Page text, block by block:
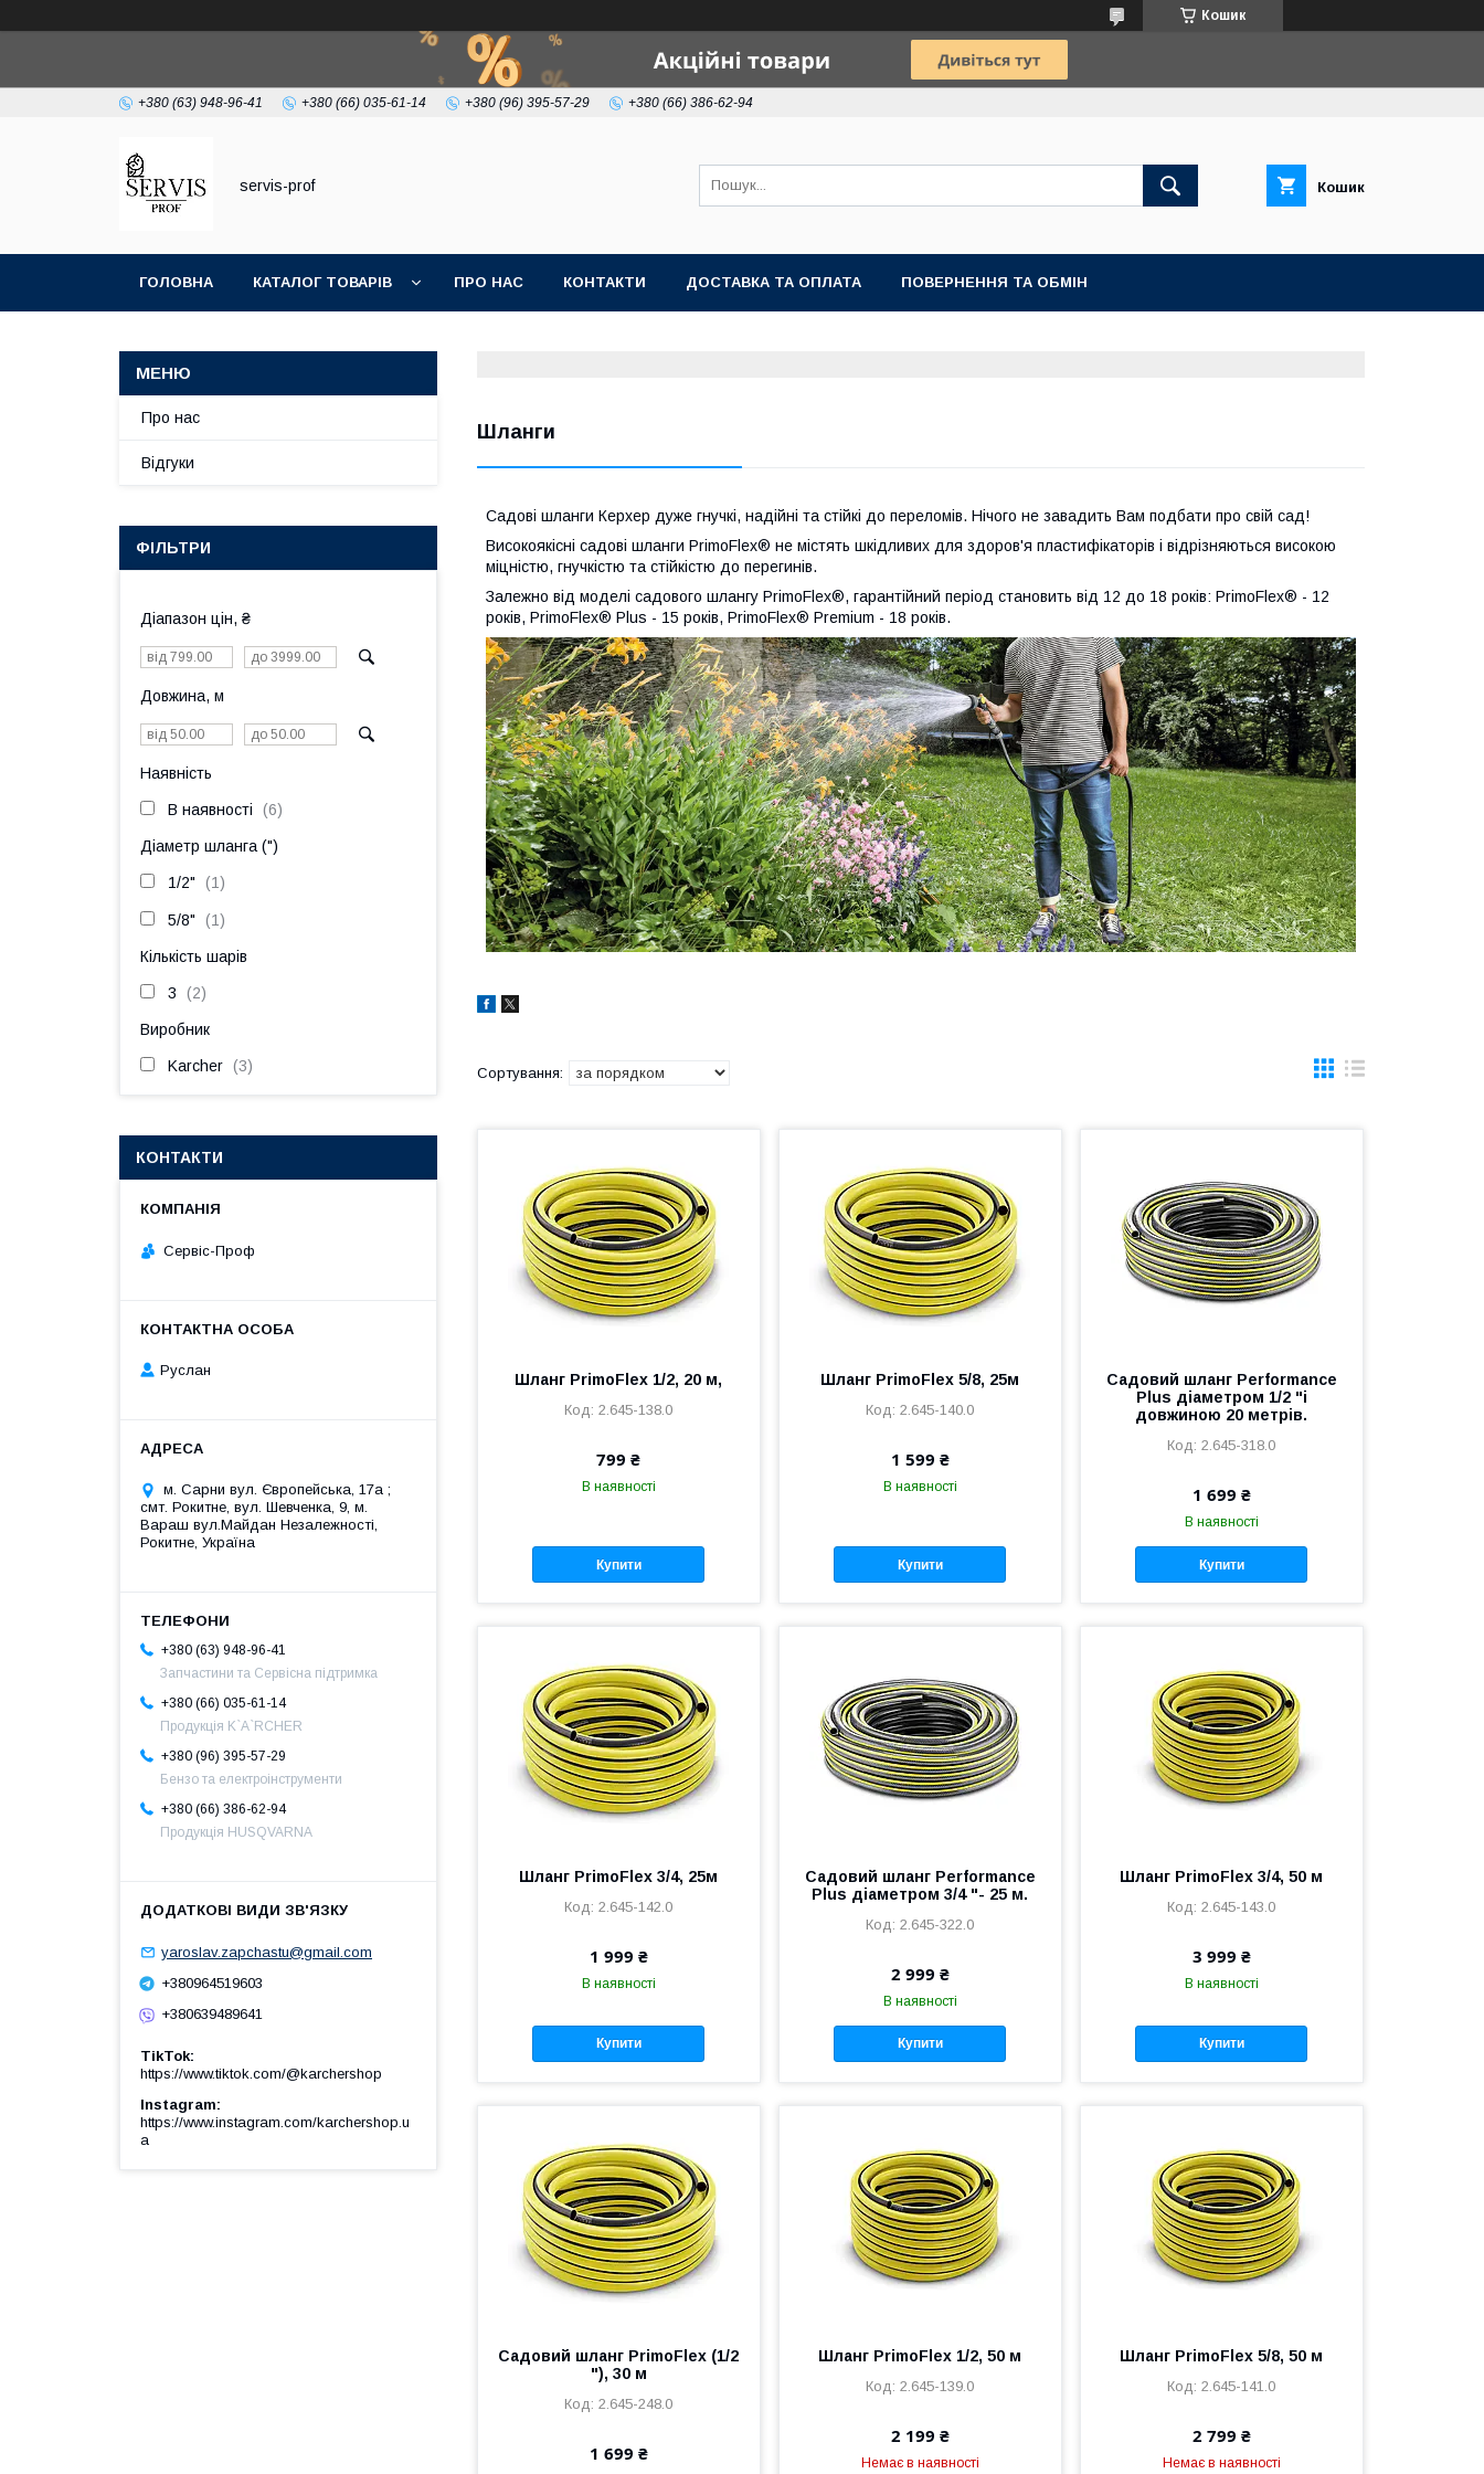
Кошик
+380 (63) 948-96-41 +380 (66) 035-61-14 +380 (96) 395-57-29 +380 (66) 386-62-94
servis-prof Кошик
ГОЛОВНА КАТАЛОГ ТОВАРІВ ПРО НАС КОНТАКТИ ДОСТАВКА ТА ОПЛАТА ПОВЕРНЕННЯ ТА ОБМІН
Шланги
Садові шланги Керхер дуже гнучкі, надійні та стійкі до переломів. Нічого не завадить Вам подбати про свій сад!
Високоякісні садові шланги PrimoFlex® не містять шкідливих для здоров'я пластифікаторів і відрізняються високою
міцністю, гнучкістю та стійкістю до перегинів.
Залежно від моделі садового шлангу PrimoFlex®, гарантійний період становить від 12 до 18 років: PrimoFlex® - 12
років, PrimoFlex® Plus - 15 років, PrimoFlex® Premium - 18 років.
Шланг PrimoFlex 1/2, 20 м,
2.645-138.0
799 ₴
В наявності
Купити
Шланг PrimoFlex 5/8, 25м
2.645-140.0
1 599 ₴
В наявності
Купити
Садовий шланг Performance
Plus діаметром 1/2 "і
довжиною 20 метрів.
2.645-318.0
1 699 ₴
В наявності
Купити
Шланг PrimoFlex 3/4, 25м
2.645-142.0
1 999 ₴
В наявності
Купити
Садовий шланг Performance
Plus діаметром 3/4 "- 25 м.
2.645-322.0
2 999 ₴
В наявності
Купити
Шланг PrimoFlex 3/4, 50 м
2.645-143.0
3 999 ₴
В наявності
Купити
Садовий шланг PrimoFlex (1/2
"), 30 м
2.645-248.0
1 699 ₴
Шланг PrimoFlex 1/2, 50 м
2.645-139.0
2 199 ₴
Немає в наявності
Шланг PrimoFlex 5/8, 50 м
2.645-141.0
2 799 ₴
Немає в наявності
Про нас
Відгуки
ФІЛЬТРИ
Діапазон цін, ₴
Довжина, м
Наявність
В наявності 6
Діаметр шланга (")
1/2" 1
5/8" 1
Кількість шарів
3 2
Виробник
Karcher 3
КОНТАКТИ
Сервіс-Проф
Руслан
м. Сарни вул. Європейська, 17а ;
смт. Рокитне, вул. Шевченка, 9, м.
Вараш вул.Майдан Незалежності,
Рокитне, Україна
+380 (63) 948-96-41
Запчастини та Сервісна підтримка
+380 (66) 035-61-14
Продукція K`A`RCHER
+380 (96) 395-57-29
Бензо та електроінструменти
+380 (66) 386-62-94
Продукція HUSQVARNA
yaroslav.zapchastu@gmail.com
+380964519603
+380639489641
TikTok
https://www.tiktok.com/@karchershop
Instagram
https://www.instagram.com/karchershop.u
a